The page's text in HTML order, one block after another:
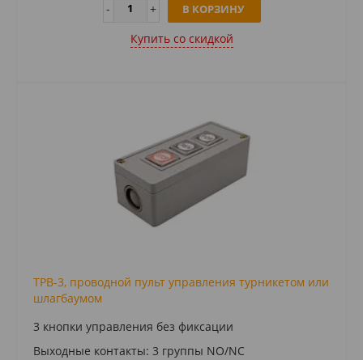
В КОРЗИНУ
Купить cо скидкой
TPB-3, проводной пульт управления турникетом или
шлагбаумом
3 кнопки управления без фиксации
Выxoдные контакты: 3 группы NO/NC